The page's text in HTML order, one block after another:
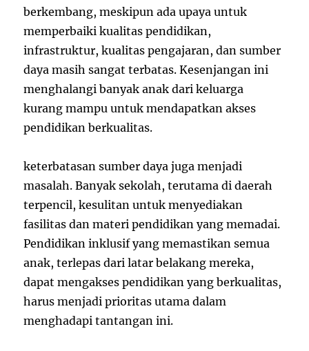
berkembang, meskipun ada upaya untuk
memperbaiki kualitas pendidikan,
infrastruktur, kualitas pengajaran, dan sumber
daya masih sangat terbatas. Kesenjangan ini
menghalangi banyak anak dari keluarga
kurang mampu untuk mendapatkan akses
pendidikan berkualitas.
keterbatasan sumber daya juga menjadi
masalah. Banyak sekolah, terutama di daerah
terpencil, kesulitan untuk menyediakan
fasilitas dan materi pendidikan yang memadai.
Pendidikan inklusif yang memastikan semua
anak, terlepas dari latar belakang mereka,
dapat mengakses pendidikan yang berkualitas,
harus menjadi prioritas utama dalam
menghadapi tantangan ini.